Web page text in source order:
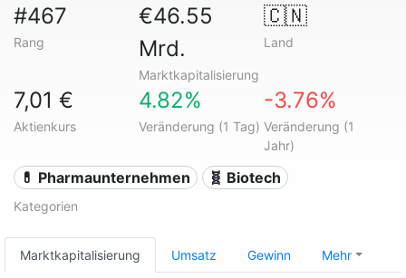
#467
Rang
€46.55
Mrd.
Marktkapitalisierung
🇨🇳
Land
7,01 €
Aktienkurs
4.82%
Veränderung (1 Tag)
-3.76%
Veränderung (1
Jahr)
💊 Pharmaunternehmen 🧬 Biotech
Kategorien
Marktkapitalisierung Umsatz Gewinn Mehr